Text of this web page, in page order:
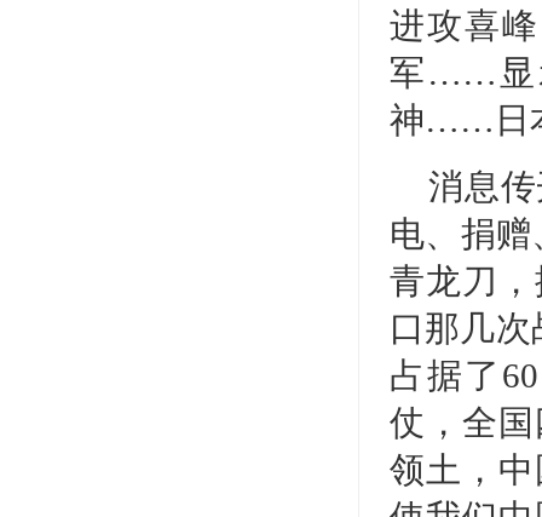
进攻喜
军……显
神……日
消息
电、捐
青龙刀
口那几
占据了
仗，全
领土，